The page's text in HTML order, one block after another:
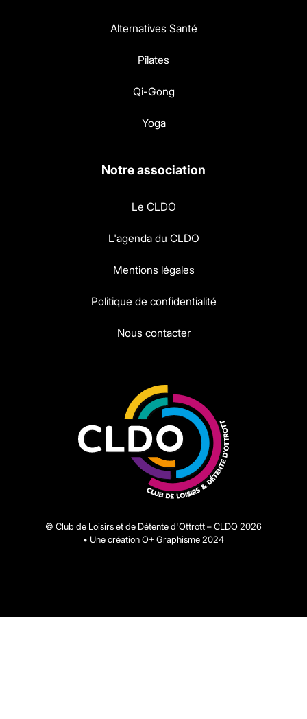
Alternatives Santé
Pilates
Qi-Gong
Yoga
Notre association
Le CLDO
L'agenda du CLDO
Mentions légales
Politique de confidentialité
Nous contacter
© Club de Loisirs et de Détente d'Ottrott – CLDO 2026
• Une créationLien
O+ Graphisme 2024